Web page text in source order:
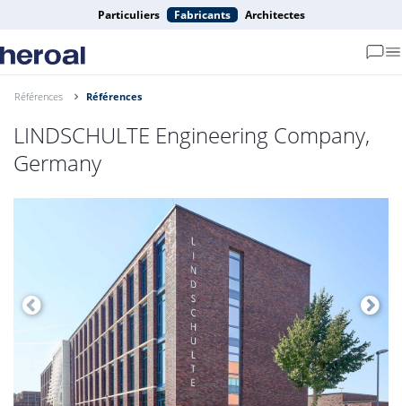
Particuliers Fabricants Architectes
Références Références
LINDSCHULTE Engineering Company,
Germany